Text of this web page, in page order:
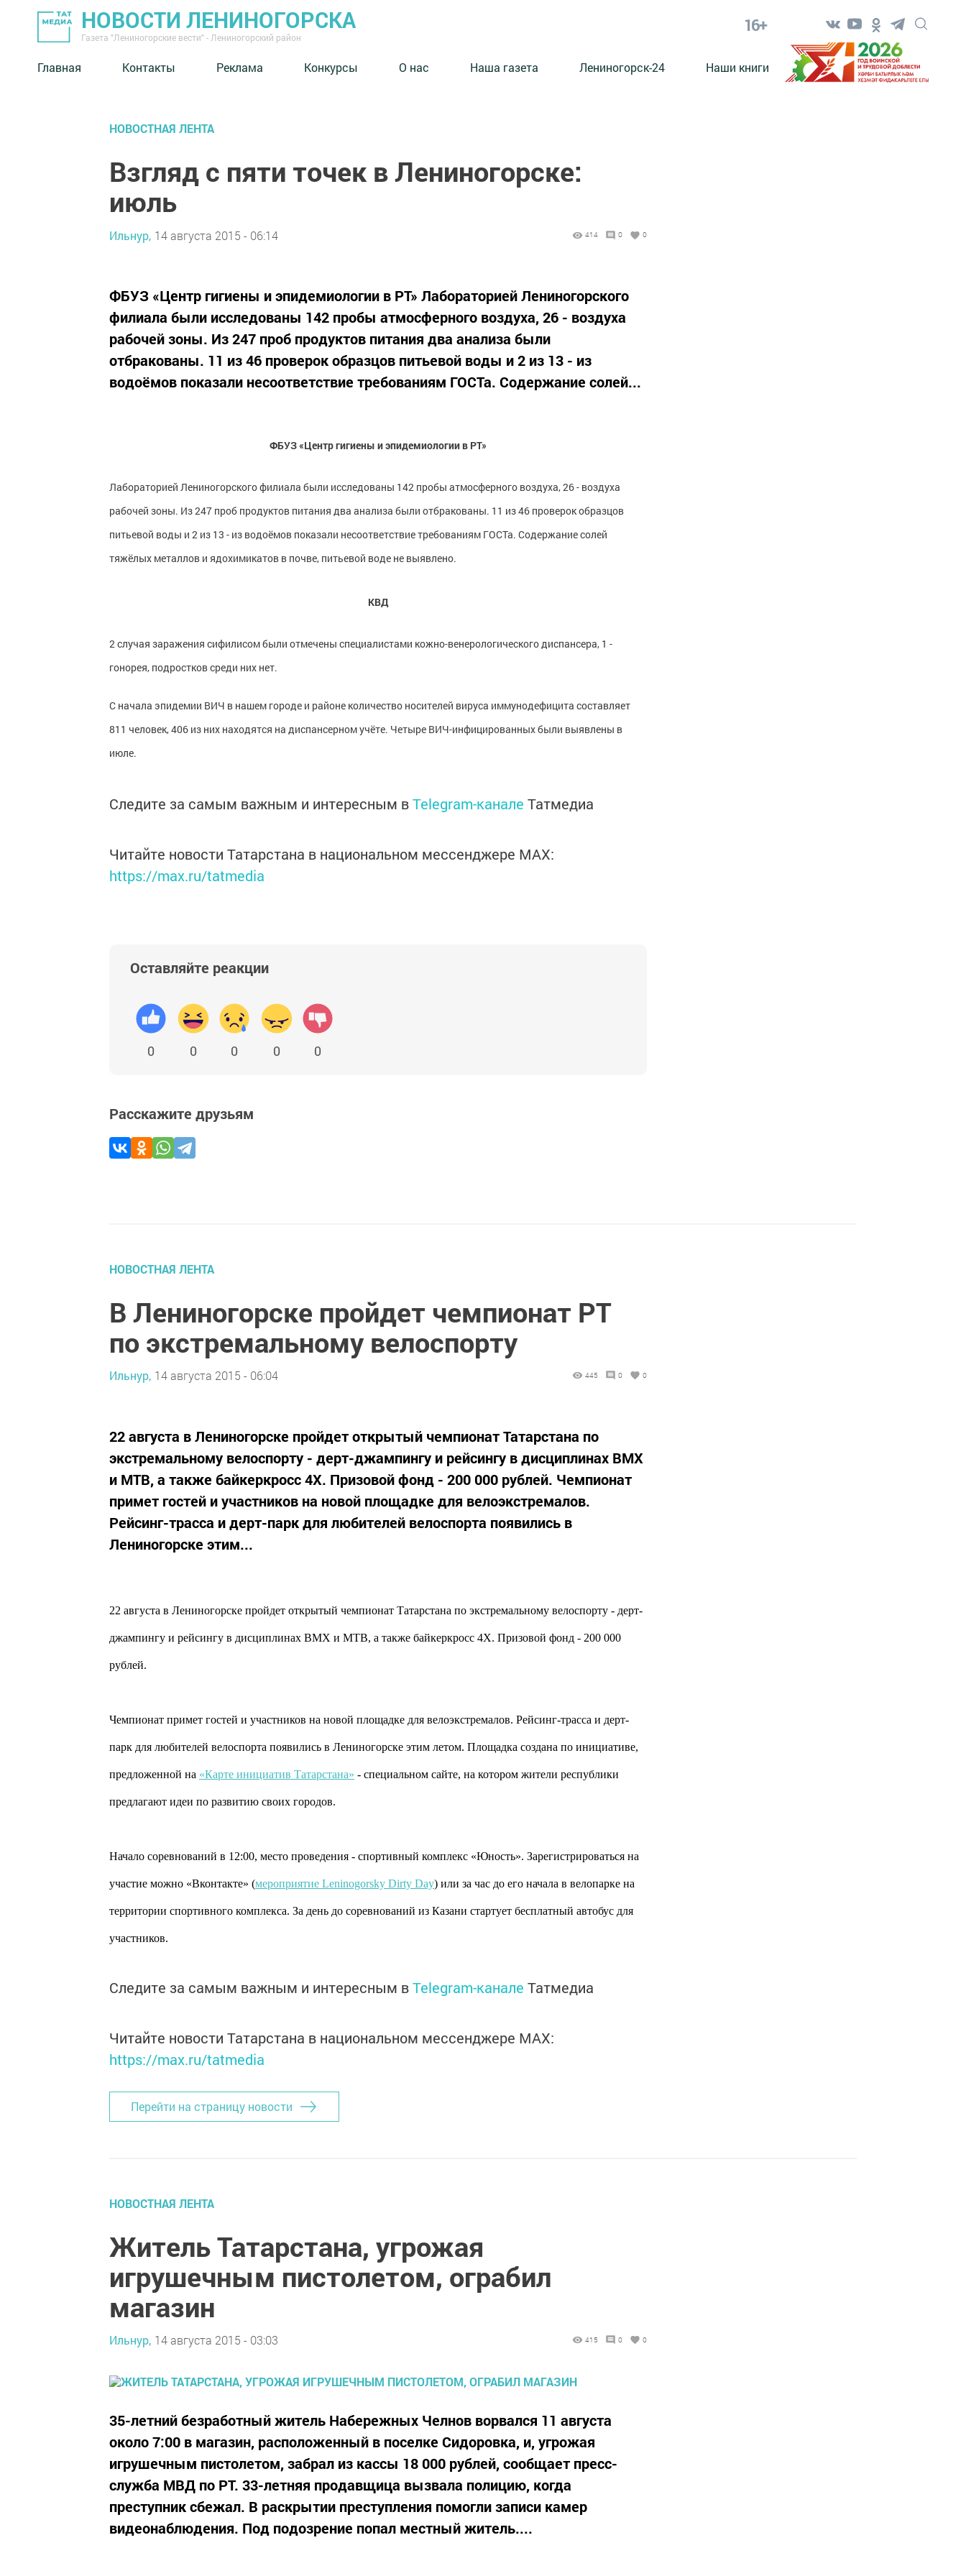
НОВОСТИ ЛЕНИНОГОРСКА
Газета "Лениногорские вести" - Лениногорский район
16+
Главная Контакты Реклама Конкурсы О нас Наша газета Лениногорск-24 Наши книги
НОВОСТНАЯ ЛЕНТА
Взгляд с пяти точек в Лениногорске:
июль
Ильнур, 14 августа 2015 - 06:14 414 0 0
ФБУЗ «Центр гигиены и эпидемиологии в РТ» Лабораторией Лениногорского
филиала были исследованы 142 пробы атмосферного воздуха, 26 - воздуха
рабочей зоны. Из 247 проб продуктов питания два анализа были
отбракованы. 11 из 46 проверок образцов питьевой воды и 2 из 13 - из
водоёмов показали несоответствие требованиям ГОСТа. Содержание солей...
ФБУЗ «Центр гигиены и эпидемиологии в РТ»
Лабораторией Лениногорского филиала были исследованы 142 пробы атмосферного воздуха, 26 - воздуха
рабочей зоны. Из 247 проб продуктов питания два анализа были отбракованы. 11 из 46 проверок образцов
питьевой воды и 2 из 13 - из водоёмов показали несоответствие требованиям ГОСТа. Содержание солей
тяжёлых металлов и ядохимикатов в почве, питьевой воде не выявлено.
КВД
2 случая заражения сифилисом были отмечены специалистами кожно-венерологического диспансера, 1 -
гонорея, подростков среди них нет.
С начала эпидемии ВИЧ в нашем городе и районе количество носителей вируса иммунодефицита составляет
811 человек, 406 из них находятся на диспансерном учёте. Четыре ВИЧ-инфицированных были выявлены в
июле.
Следите за самым важным и интересным вTelegram-канале Татмедиа
Читайте новости Татарстана в национальном мессенджере MАХ:
https://max.ru/tatmedia
Оставляйте реакции
0 0 0 0 0
Расскажите друзьям
НОВОСТНАЯ ЛЕНТА
В Лениногорске пройдет чемпионат РТ
по экстремальному велоспорту
Ильнур, 14 августа 2015 - 06:04 445 0 0
22 августа в Лениногорске пройдет открытый чемпионат Татарстана по
экстремальному велоспорту - дерт-джампингу и рейсингу в дисциплинах ВМХ
и МТВ, а также байкеркросс 4Х. Призовой фонд - 200 000 рублей. Чемпионат
примет гостей и участников на новой площадке для велоэкстремалов.
Рейсинг-трасса и дерт-парк для любителей велоспорта появились в
Лениногорске этим...
22 августа в Лениногорске пройдет открытый чемпионат Татарстана по экстремальному велоспорту - дерт-
джампингу и рейсингу в дисциплинах ВМХ и МТВ, а также байкеркросс 4Х. Призовой фонд - 200 000
рублей.
Чемпионат примет гостей и участников на новой площадке для велоэкстремалов. Рейсинг-трасса и дерт-
парк для любителей велоспорта появились в Лениногорске этим летом. Площадка создана по инициативе,
предложенной на «Карте инициатив Татарстана» - специальном сайте, на котором жители республики
предлагают идеи по развитию своих городов.
Начало соревнований в 12:00, место проведения - спортивный комплекс «Юность». Зарегистрироваться на
участие можно «Вконтакте» (мероприятие Leninogorsky Dirty Day) или за час до его начала в велопарке на
территории спортивного комплекса. За день до соревнований из Казани стартует бесплатный автобус для
участников.
Следите за самым важным и интересным вTelegram-канале Татмедиа
Читайте новости Татарстана в национальном мессенджере MАХ:
https://max.ru/tatmedia
Перейти на страницу новости
НОВОСТНАЯ ЛЕНТА
Житель Татарстана, угрожая
игрушечным пистолетом, ограбил
магазин
Ильнур, 14 августа 2015 - 03:03 415 0 0
35-летний безработный житель Набережных Челнов ворвался 11 августа
около 7:00 в магазин, расположенный в поселке Сидоровка, и, угрожая
игрушечным пистолетом, забрал из кассы 18 000 рублей, сообщает пресс-
служба МВД по РТ. 33-летняя продавщица вызвала полицию, когда
преступник сбежал. В раскрытии преступления помогли записи камер
видеонаблюдения. Под подозрение попал местный житель....